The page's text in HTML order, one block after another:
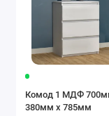
Комод 1 МДФ
380мм x 785мм